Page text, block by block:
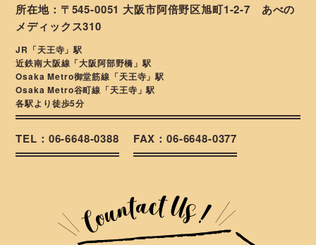
所在地：〒545-0051 大阪市阿倍野区旭町1-2-7 あべの
メディックス310
JR「天王寺」駅
近鉄南大阪線「大阪阿部野橋」駅
Osaka Metro御堂筋線「天王寺」駅
Osaka Metro谷町線「天王寺」駅
各駅より徒歩5分
TEL：06-6648-0388 FAX：06-6648-0377